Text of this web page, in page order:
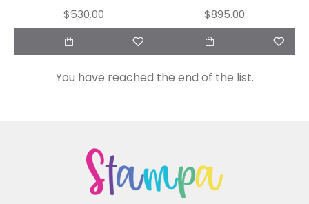
$530.00
$895.00
You have reached the end of the list.